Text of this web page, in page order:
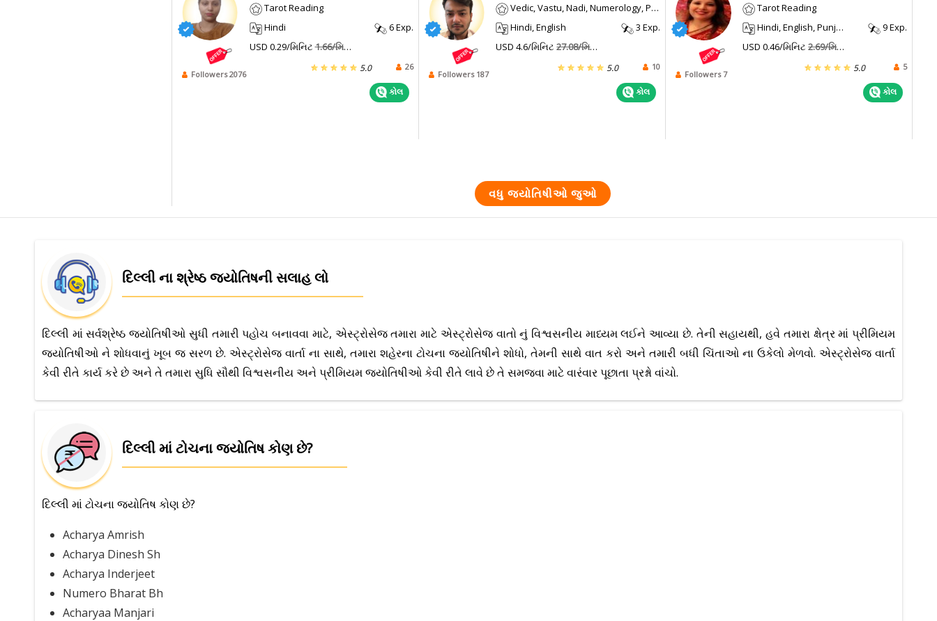
Followers 2076
Tarot Reading
Hindi
6 Exp.
USD 0.29/મિનિટ1.66/મિનિટ
5.0 26
કોલ
Followers 187
Vedic, Vastu, Nadi, Numerology, Prashna/horary
Hindi, English
3 Exp.
USD 4.6/મિનિટ27.08/મિનિટ
5.0 10
કોલ
Followers 7
Tarot Reading
Hindi, English, Punjabi
9 Exp.
USD 0.46/મિનિટ2.69/મિનિટ
5.0 5
કોલ
વધુ જ્યોતિષીઓ જુઓ
દિલ્લી ના શ્રેષ્ઠ જ્યોતિષની સલાહ લો
દિલ્લી માં સર્વશ્રેષ્ઠ જ્યોતિષીઓ સુધી તમારી પહોચ બનાવવા માટે, એસ્ટ્રોસેજ તમારા માટે એસ્ટ્રોસેજ વાતો નું વિશ્વસનીય માધ્યમ લઈને આવ્યા છે. તેની સહાયથી, હવે તમારા ક્ષેત્ર માં પ્રીમિયમ
જ્યોતિષીઓ ને શોધવાનું ખૂબ જ સરળ છે. એસ્ટ્રોસેજ વાર્તા ના સાથે, તમારા શહેરના ટોચના જ્યોતિષીને શોધો, તેમની સાથે વાત કરો અને તમારી બધી ચિંતાઓ ના ઉકેલો મેળવો. એસ્ટ્રોસેજ વાર્તા
કેવી રીતે કાર્ય કરે છે અને તે તમારા સુધિ સૌથી વિશ્વસનીય અને પ્રીમિયમ જ્યોતિષીઓ કેવી રીતે લાવે છે તે સમજવા માટે વારંવાર પૂછાતા પ્રશ્નો વાંચો.
દિલ્લી માં ટોચના જ્યોતિષ કોણ છે?
દિલ્લી માં ટોચના જ્યોતિષ કોણ છે?
Acharya Amrish
Acharya Dinesh Sh
Acharya Inderjeet
Numero Bharat Bh
Acharyaa Manjari